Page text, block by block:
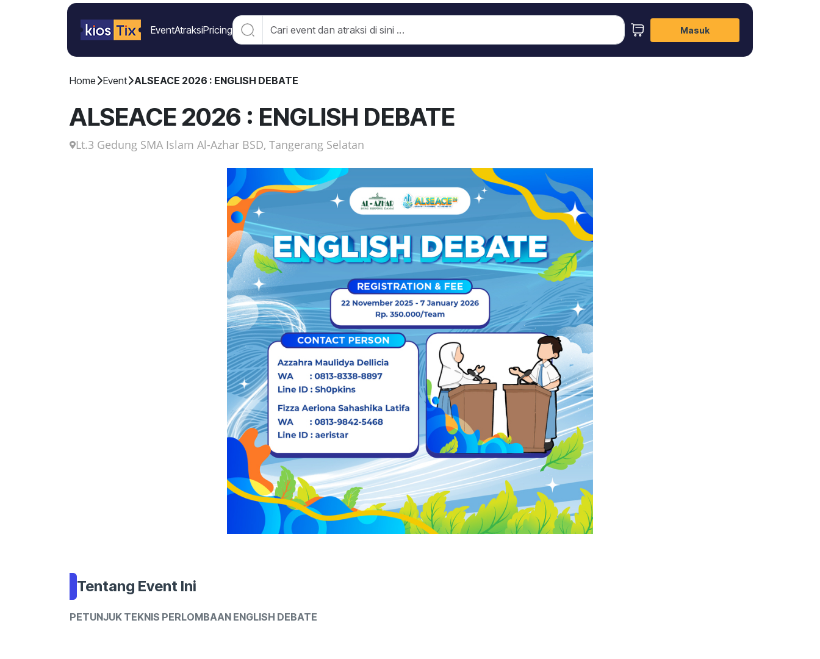
EventAtraksiPricing Masuk
Home Event ALSEACE 2026 : ENGLISH DEBATE
ALSEACE 2026 : ENGLISH DEBATE
Lt.3 Gedung SMA Islam Al-Azhar BSD, Tangerang Selatan
Tentang Event Ini
PETUNJUK TEKNIS PERLOMBAAN ENGLISH DEBATE